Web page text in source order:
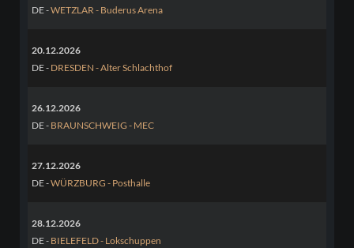
DE -WETZLAR - Buderus Arena
20.12.2026
DE - DRESDEN - Alter Schlachthof
26.12.2026
DE - BRAUNSCHWEIG - MEC
27.12.2026
DE -WÜRZBURG - Posthalle
28.12.2026
DE - BIELEFELD - Lokschuppen